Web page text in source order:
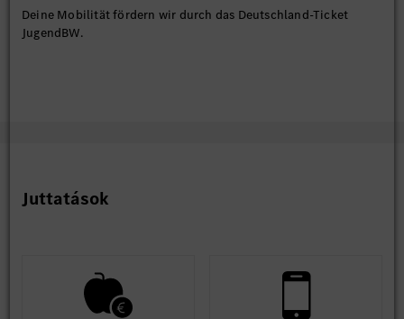
Deine Mobilität fördern wir durch das Deutschland-Ticket
JugendBW.
Juttatások